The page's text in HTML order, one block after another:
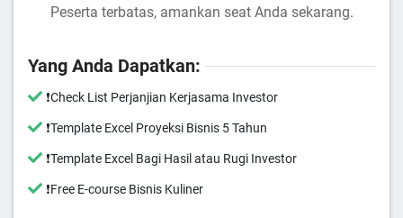
Peserta terbatas, amankan seat Anda sekarang.
Yang Anda Dapatkan:
❗️Check List Perjanjian Kerjasama Investor
❗️Template Excel Proyeksi Bisnis 5 Tahun
❗️Template Excel Bagi Hasil atau Rugi Investor
❗️Free E-course Bisnis Kuliner